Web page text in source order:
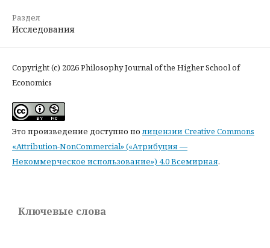
Раздел
Исследования
Copyright (c) 2026 Philosophy Journal of the Higher School of
Economics
Это произведение доступно полицензии Creative Commons
«Attribution-NonCommercial» («Атрибуция —
Некоммерческое использование») 4.0 Всемирная.
Ключевые слова